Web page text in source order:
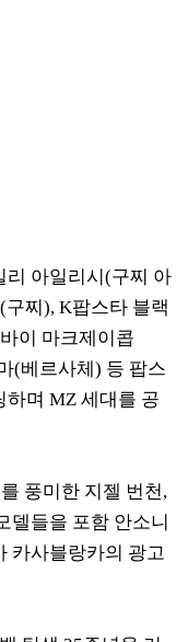
리 아일리시(구찌 아
찌), K팝스타 블랙
이 마크제이콥
(베르사체) 등 팝스
하며 MZ 세대를 공
풍미한 지젤 번천,
델들을 포함 안소니
카사블랑카의 광고